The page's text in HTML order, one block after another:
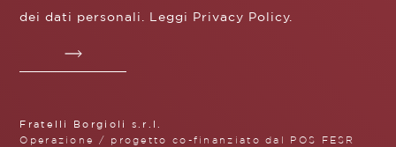
dei dati personali. Leggi Privacy Policy
Fratelli Borgioli s.r.l.
Operazione / progetto co-finanziato dal POS FESR